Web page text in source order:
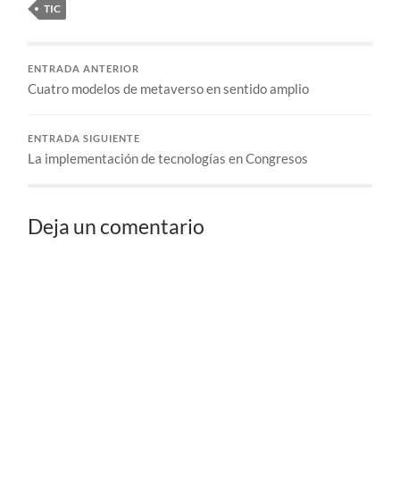
TIC
ENTRADA ANTERIOR
Cuatro modelos de metaverso en sentido amplio
ENTRADA SIGUIENTE
La implementación de tecnologías en Congresos
Deja un comentario